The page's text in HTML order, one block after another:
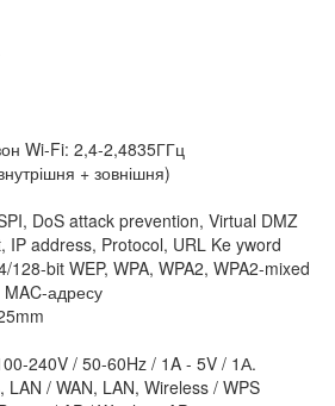
Wi-Fi: 2,4-2,4835ГГц
+ зовнішня)
DoS attack prevention, Virtual DMZ
IP address, Protocol, URL Ke yword
bit WEP, WPA, WPA2, WPA2-mixed
MAC-адресу
240V / 50-60Hz / 1A - 5V / 1А.
LAN / WAN, LAN, Wireless / WPS